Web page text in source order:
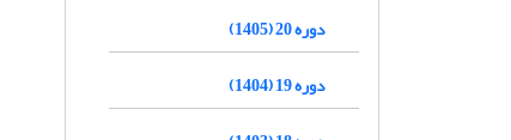
دوره 20 (1405)
دوره 19 (1404)